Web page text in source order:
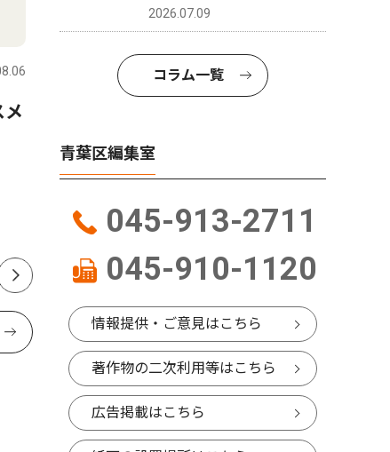
2026.08.01
て人権の意味を理解できた」
2026.07.09
コラム一覧
青葉区編集室
045-913-2711
045-910-1120
情報提供・ご意見はこちら
著作物の二次利用等はこちら
広告掲載はこちら